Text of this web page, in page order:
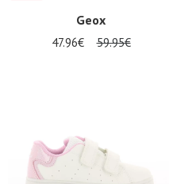
Geox
47.96€ 59.95€